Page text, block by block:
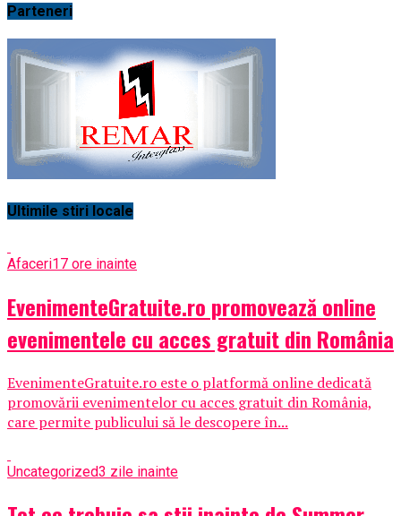
Parteneri
Ultimile stiri locale
Afaceri17 ore inainte
EvenimenteGratuite.ro promovează online
evenimentele cu acces gratuit din România
EvenimenteGratuite.ro este o platformă online dedicată
promovării evenimentelor cu acces gratuit din România,
care permite publicului să le descopere în...
Uncategorized3 zile inainte